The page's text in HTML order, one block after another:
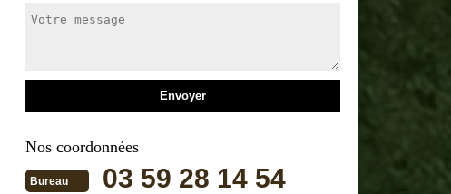
Nos coordonnées
Bureau 03 59 28 14 54